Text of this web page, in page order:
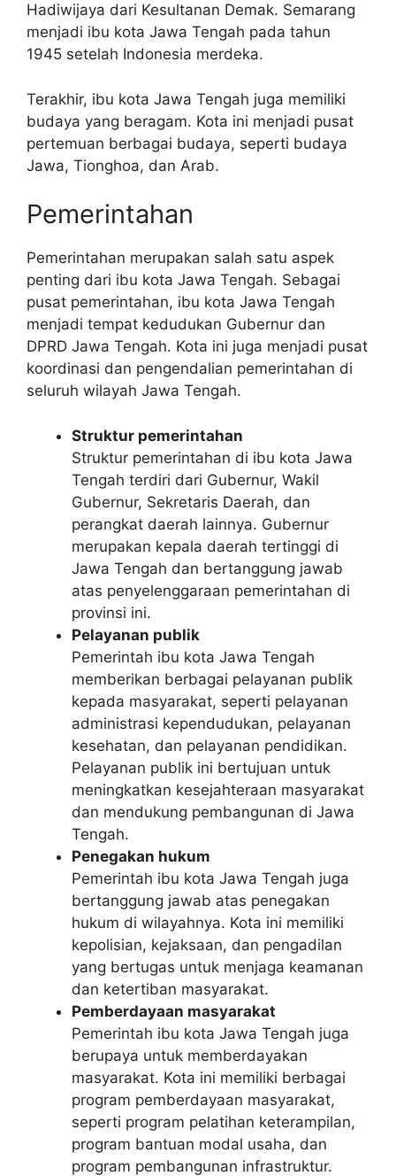
Hadiwijaya dari Kesultanan Demak. Semarang
menjadi ibu kota Jawa Tengah pada tahun
1945 setelah Indonesia merdeka.
Terakhir, ibu kota Jawa Tengah juga memiliki
budaya yang beragam. Kota ini menjadi pusat
pertemuan berbagai budaya, seperti budaya
Jawa, Tionghoa, dan Arab.
Pemerintahan
Pemerintahan merupakan salah satu aspek
penting dari ibu kota Jawa Tengah. Sebagai
pusat pemerintahan, ibu kota Jawa Tengah
menjadi tempat kedudukan Gubernur dan
DPRD Jawa Tengah. Kota ini juga menjadi pusat
koordinasi dan pengendalian pemerintahan di
seluruh wilayah Jawa Tengah.
Struktur pemerintahan
Struktur pemerintahan di ibu kota Jawa
Tengah terdiri dari Gubernur, Wakil
Gubernur, Sekretaris Daerah, dan
perangkat daerah lainnya. Gubernur
merupakan kepala daerah tertinggi di
Jawa Tengah dan bertanggung jawab
atas penyelenggaraan pemerintahan di
provinsi ini.
Pelayanan publik
Pemerintah ibu kota Jawa Tengah
memberikan berbagai pelayanan publik
kepada masyarakat, seperti pelayanan
administrasi kependudukan, pelayanan
kesehatan, dan pelayanan pendidikan.
Pelayanan publik ini bertujuan untuk
meningkatkan kesejahteraan masyarakat
dan mendukung pembangunan di Jawa
Tengah.
Penegakan hukum
Pemerintah ibu kota Jawa Tengah juga
bertanggung jawab atas penegakan
hukum di wilayahnya. Kota ini memiliki
kepolisian, kejaksaan, dan pengadilan
yang bertugas untuk menjaga keamanan
dan ketertiban masyarakat.
Pemberdayaan masyarakat
Pemerintah ibu kota Jawa Tengah juga
berupaya untuk memberdayakan
masyarakat. Kota ini memiliki berbagai
program pemberdayaan masyarakat,
seperti program pelatihan keterampilan,
program bantuan modal usaha, dan
program pembangunan infrastruktur.